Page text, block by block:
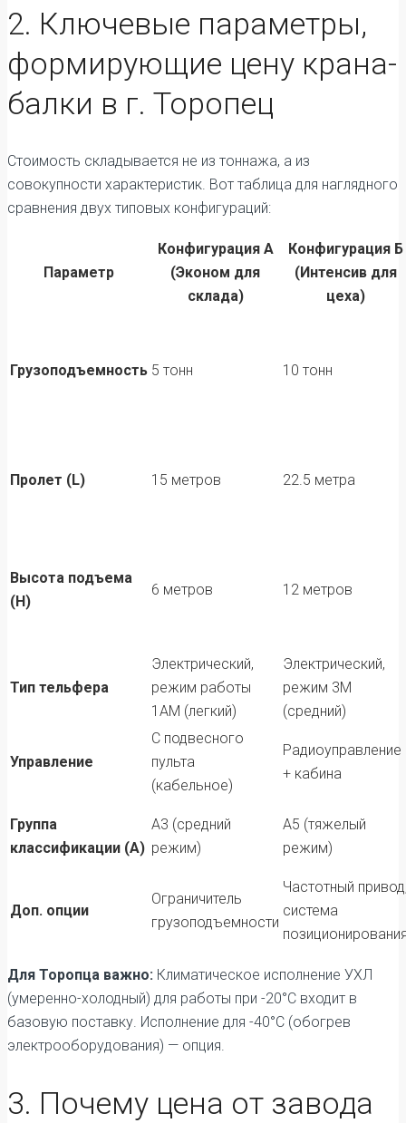
2. Ключевые параметры,
формирующие цену крана-
балки в г. Торопец
Стоимость складывается не из тоннажа, а из
совокупности характеристик. Вот таблица для наглядного
сравнения двух типовых конфигураций:
Параметр
Конфигурация А
(Эконом для
склада)
Конфигурация Б
(Интенсив для
цеха)
Грузоподъемность 5 тонн 10 тонн
Пролет (L) 15 метров 22.5 метра
Высота подъема
(H)
6 метров 12 метров
Тип тельфера
Электрический,
режим работы
1АМ (легкий)
Электрический,
режим 3М
(средний)
Управление
С подвесного
пульта
(кабельное)
Радиоуправление
+ кабина
Группа
классификации (А)
А3 (средний
режим)
А5 (тяжелый
режим)
Доп. опции
Ограничитель
грузоподъемности
Частотный
система
Для Торопца важно: Климатическое исполнение УХЛ
(умеренно-холодный) для работы при -20°C входит в
базовую поставку. Исполнение для -40°C (обогрев
электрооборудования) — опция.
3. Почему цена от завода